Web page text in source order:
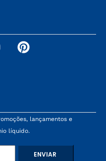
lançamentos e
líquido.